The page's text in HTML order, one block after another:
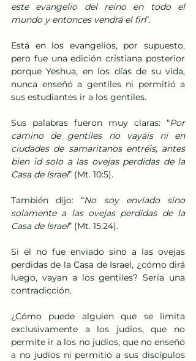
este evangelio del reino en todo el
mundo y entonces vendrá el fin”.
Está en los evangelios, por supuesto,
pero fue una edición cristiana posterior
porque Yeshua, en los días de su vida,
nunca enseñó a gentiles ni permitió a
sus estudiantes ir a los gentiles.
Sus palabras fueron muy claras: “Por
camino de gentiles no vayáis ni en
ciudades de samaritanos entréis, antes
bien id solo a las ovejas perdidas de la
Casa de Israel” (Mt. 10:5).
También dijo: “No soy enviado sino
solamente a las ovejas perdidas de la
Casa de Israel” (Mt. 15:24).
Si él no fue enviado sino a las ovejas
perdidas de la Casa de Israel, ¿cómo dirá
luego, vayan a los gentiles? Sería una
contradicción.
¿Cómo puede alguien que se limita
exclusivamente a los judíos, que no
permite ir a los no judíos, que no enseñó
a no judíos ni permitió a sus discípulos